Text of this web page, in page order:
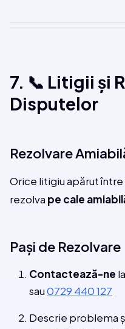
7. 📞 Litigii și
Disputelor
Rezolvare
Orice litigiu apărut
rezolva pe cale
Pași de Rezolvare
Contactează-ne la
sau0729 440 127
Descrie problema